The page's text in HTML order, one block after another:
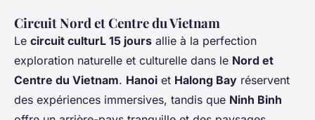
Circuit Nord et Centre du Vietnam
Le circuit culturL 15 jours allie à la perfection
exploration naturelle et culturelle dans le Nord et
Centre du Vietnam. Hanoi et Halong Bay réservent
des expériences immersives, tandis que Ninh Binh